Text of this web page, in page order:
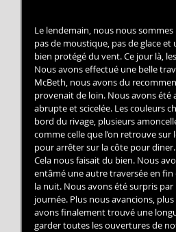
Le lendemain, nous nous
pas de moustique, pas de glace
bien protégé du vent. Ce jour là,
Nous avons effectué une belle
McBeth, nous avons du
provenait de loin. Nous avons
abrupte et scicelée. Les couleurs
bord du rivage, plusieurs
comme celle que l’on retrouve sur
pour arrêter sur la côte pour
Cela nous faisait du bien. Nous
entâmé une autre traversée en
la nuit. Nous avons été surpris
journée. Plus nous avancions,
avons finalement trouvé une
garder toutes les ouvertures de